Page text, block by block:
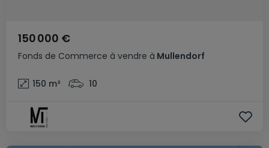
Fonds de Commerce à vendre à Mullendorf
150 000 €
150 m² 10